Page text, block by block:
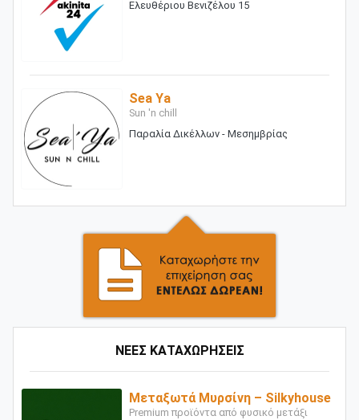
Ελευθέριου Βενιζέλου 15
Sea Ya
Sun 'n chill
Παραλία Δικέλλων - Μεσημβρίας
ΝΕΕΣ ΚΑΤΑΧΩΡΗΣΕΙΣ
Μεταξωτά Μυρσίνη – Silkyhouse
Premium προϊόντα από φυσικό μετάξι